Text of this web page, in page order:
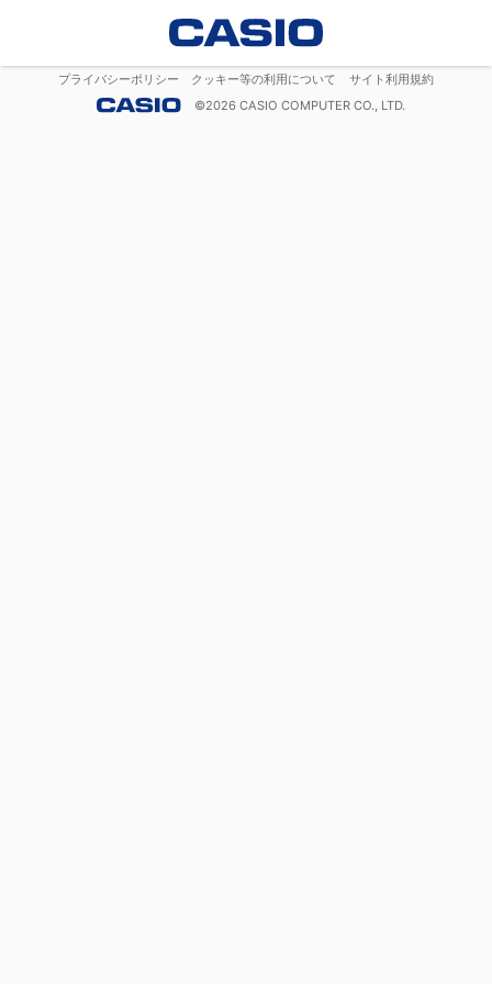
プライバシーポリシー クッキー等の利用について
サイト利用規約
©2026 CASIO COMPUTER CO., LTD.